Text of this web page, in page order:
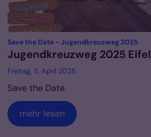
Save the Date - Jugendkreuzweg 2025
Jugendkreuzweg 2025 Eifel
Freitag, 11. April 2025
Save the Date
mehr lesen